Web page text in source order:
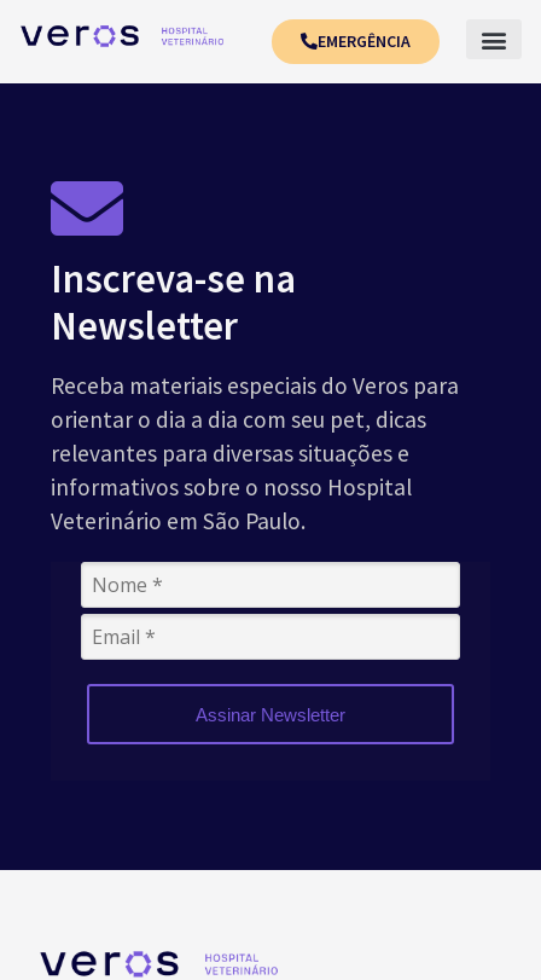
EMERGÊNCIA
Inscreva-se na
Newsletter
Receba materiais especiais do Veros para
orientar o dia a dia com seu pet, dicas
relevantes para diversas situações e
informativos sobre o nosso Hospital
Veterinário em São Paulo.
Assinar Newsletter